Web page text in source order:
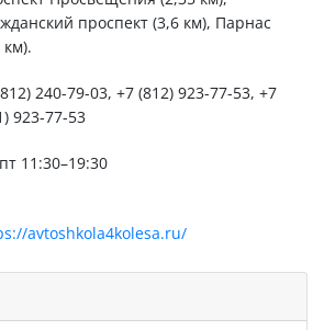
проспект (3,6 км), Парнас
км).
240-79-03, +7 (812) 923-77-53, +7
923-77-53
11:30–19:30
avtoshkola4kolesa.ru/